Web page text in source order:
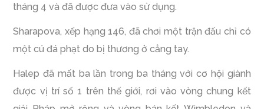
tháng 4 và đã được đưa vào sử dụng.
Sharapova, xếp hạng 146, đã chơi một trận đấu chỉ có
một cú đá phạt do bị thương ở cẳng tay.
Halep đã mất ba lần trong ba tháng với cơ hội giành
được vị trí số 1 trên thế giới, rơi vào vòng chung kết